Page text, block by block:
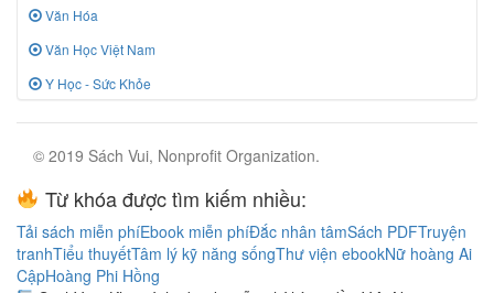
Văn Hóa
Văn Học Việt Nam
Y Học - Sức Khỏe
© 2019 Sách Vui, Nonprofit Organization.
Từ khóa được tìm kiếm nhiều:
Tải sách miễn phíEbook miễn phíĐắc nhân tâmSách PDFTruyện
tranhTiểu thuyếtTâm lý kỹ năng sốngThư viện ebookNữ hoàng Ai
CậpHoàng Phi Hồng